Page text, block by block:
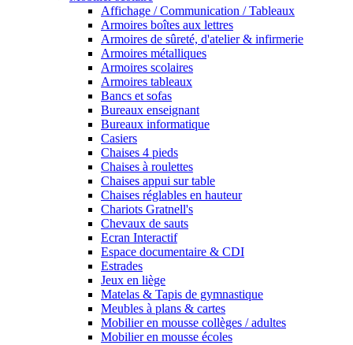
Affichage / Communication / Tableaux
Armoires boîtes aux lettres
Armoires de sûreté, d'atelier & infirmerie
Armoires métalliques
Armoires scolaires
Armoires tableaux
Bancs et sofas
Bureaux enseignant
Bureaux informatique
Casiers
Chaises 4 pieds
Chaises à roulettes
Chaises appui sur table
Chaises réglables en hauteur
Chariots Gratnell's
Chevaux de sauts
Ecran Interactif
Espace documentaire & CDI
Estrades
Jeux en liège
Matelas & Tapis de gymnastique
Meubles à plans & cartes
Mobilier en mousse collèges / adultes
Mobilier en mousse écoles